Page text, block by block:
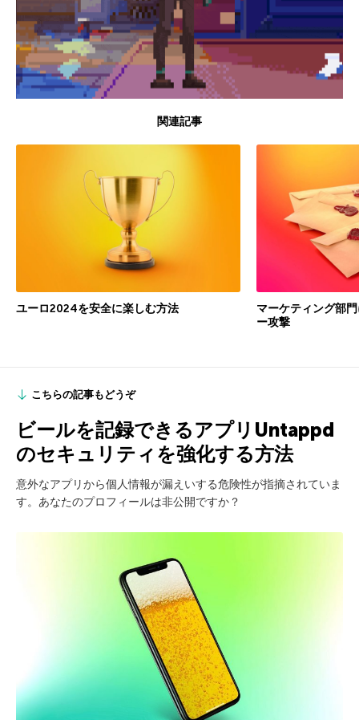
関連記事
ユーロ2024を安全に楽しむ方法
マーケティング部
ー攻撃
こちらの記事もどうぞ
ビールを記録できるアプリUntappd
のセキュリティを強化する方法
意外なアプリから個人情報が漏えいする危険性が指摘されていま
す。あなたのプロフィールは非公開ですか？